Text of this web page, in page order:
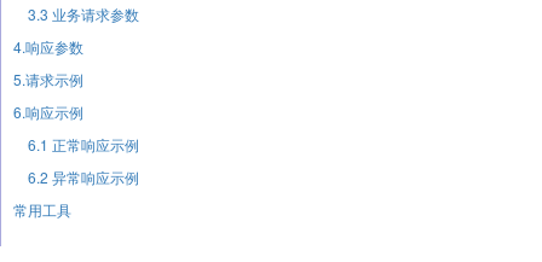
3.3 业务请求参数
4.响应参数
5.请求示例
6.响应示例
6.1 正常响应示例
6.2 异常响应示例
常用工具